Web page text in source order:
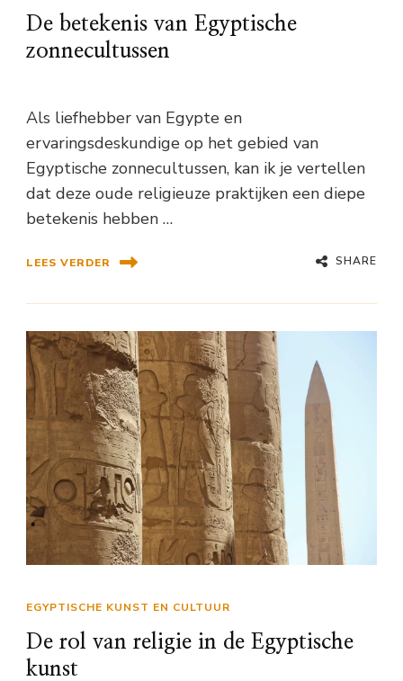
De betekenis van Egyptische
zonnecultussen
Als liefhebber van Egypte en
ervaringsdeskundige op het gebied van
Egyptische zonnecultussen, kan ik je vertellen
dat deze oude religieuze praktijken een diepe
betekenis hebben …
LEES VERDER SHARE
EGYPTISCHE KUNST EN CULTUUR
De rol van religie in de Egyptische
kunst